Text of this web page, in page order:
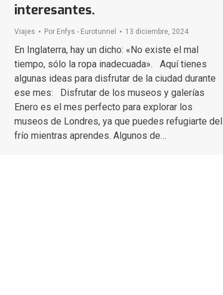
interesantes.
Viajes Por Enfys - Eurotunnel 13 diciembre, 2024
En Inglaterra, hay un dicho: «No existe el mal
tiempo, sólo la ropa inadecuada». Aquí tienes
algunas ideas para disfrutar de la ciudad durante
ese mes: Disfrutar de los museos y galerías
Enero es el mes perfecto para explorar los
museos de Londres, ya que puedes refugiarte del
frío mientras aprendes. Algunos de…